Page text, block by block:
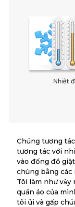
Nhiệt
Chúng tương
tương tác với
vào đống đồ
chúng bằng
Tôi làm như
quần áo của
tôi ủi và gấp